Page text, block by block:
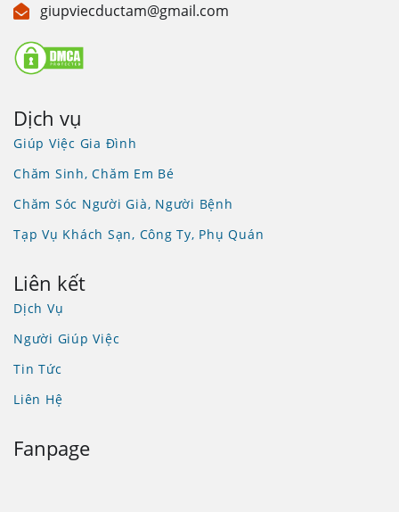
giupviecductam@gmail.com
Dịch vụ
Giúp Việc Gia Đình
Chăm Sinh, Chăm Em Bé
Chăm Sóc Người Già, Người Bệnh
Tạp Vụ Khách Sạn, Công Ty, Phụ Quán
Liên kết
Dịch Vụ
Người Giúp Việc
Tin Tức
Liên Hệ
Fanpage